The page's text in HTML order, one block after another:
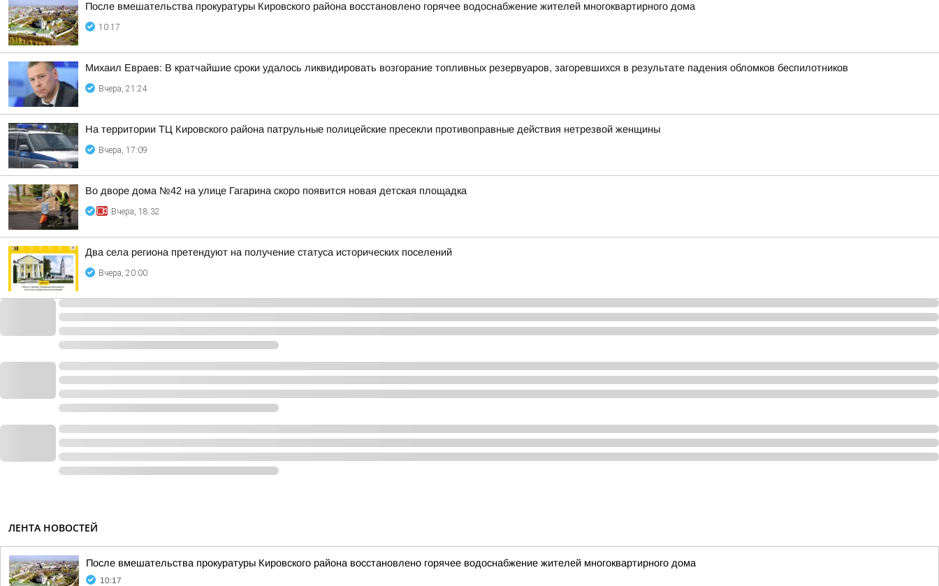
После вмешательства прокуратуры Кировского района восстановлено горячее водоснабжение жителей многоквартирного дома
10:17
Михаил Евраев: В кратчайшие сроки удалось ликвидировать возгорание топливных резервуаров, загоревшихся в результате падения обломков беспилотников
Вчера, 21:24
На территории ТЦ Кировского района патрульные полицейские пресекли противоправные действия нетрезвой женщины
Вчера, 17:09
Во дворе дома №42 на улице Гагарина скоро появится новая детская площадка
Вчера, 18:32
Два села региона претендуют на получение статуса исторических поселений
Вчера, 20:00
ЛЕНТА НОВОСТЕЙ
После вмешательства прокуратуры Кировского района восстановлено горячее водоснабжение жителей многоквартирного дома
10:17